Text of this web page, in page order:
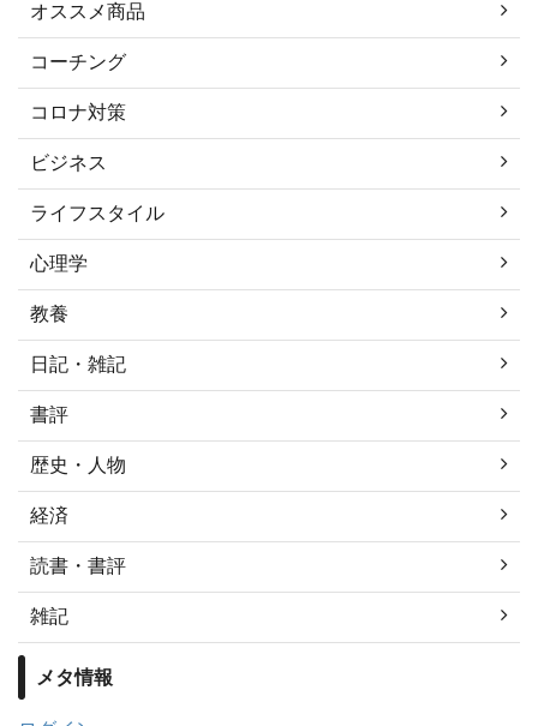
オススメ商品
コーチング
コロナ対策
ビジネス
ライフスタイル
心理学
教養
日記・雑記
書評
歴史・人物
経済
読書・書評
雑記
メタ情報